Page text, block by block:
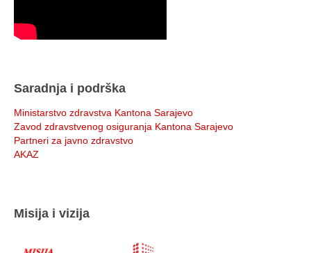
Saradnja i podrška
Ministarstvo zdravstva Kantona Sarajevo
Zavod zdravstvenog osiguranja Kantona Sarajevo
Partneri za javno zdravstvo
AKAZ
Misija i vizija